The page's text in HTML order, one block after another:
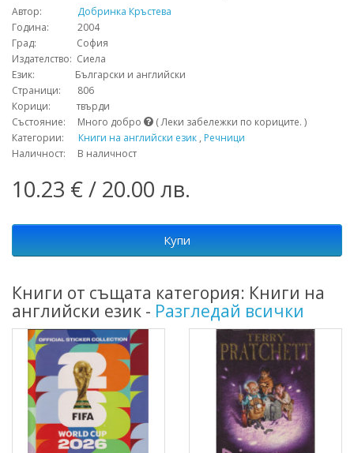
Автор:
Добринка Кръстева
Година: 2004
Град: София
Издателство: Сиела
Език: Български и английски
Страници: 806
Корици: твърди
Състояние: Много добро
( Леки забележки по кориците. )
Категории: Книги на английски език , Речници
Наличност: В наличност
10.23 € / 20.00 лв.
Купи
Книги от същата категория: Книги на
английски език - Разгледай всички